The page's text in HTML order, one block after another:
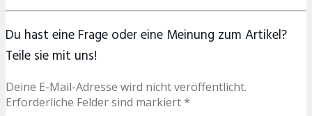
Du hast eine Frage oder eine Meinung zum Artikel?
Teile sie mit uns!
Deine E-Mail-Adresse wird nicht veröffentlicht.
Erforderliche Felder sind markiert *